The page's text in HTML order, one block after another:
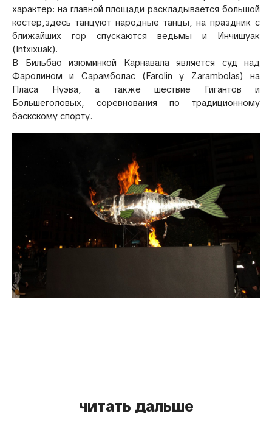
характер: на главной площади раскладывается большой
костер,здесь танцуют народные танцы, на праздник с
ближайших гор спускаются ведьмы и Инчишуак
(Intxixuak).
В Бильбао изюминкой Карнавала является суд над
Фаролином и Сарамболас (Farolin y Zarambolas) на
Пласа Нуэва, а также шествие Гигантов и
Большеголовых, соревнования по традиционному
баскскому спорту.
читать дальше